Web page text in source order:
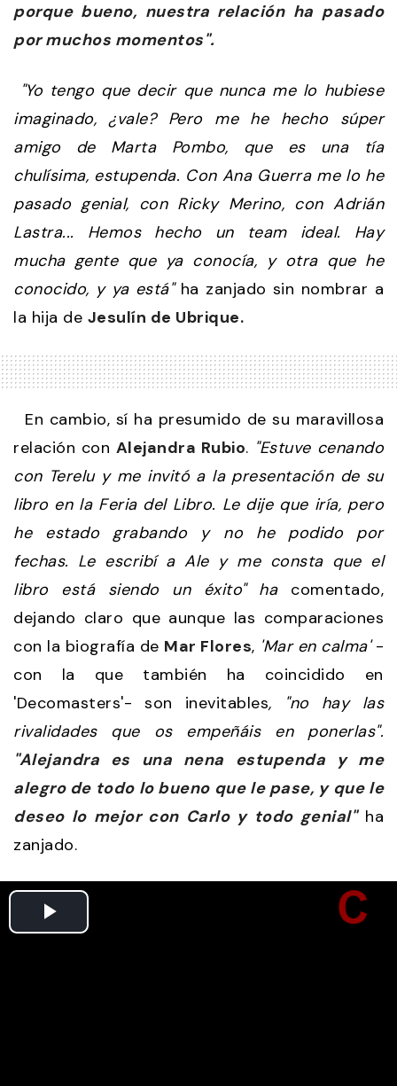
porque bueno, nuestra relación ha pasado
por muchos momentos".
"Yo tengo que decir que nunca me lo hubiese
imaginado, ¿vale? Pero me he hecho súper
amigo de Marta Pombo, que es una tía
chulísima, estupenda. Con Ana Guerra me lo he
pasado genial, con Ricky Merino, con Adrián
Lastra... Hemos hecho un team ideal. Hay
mucha gente que ya conocía, y otra que he
conocido, y ya está"ha zanjado sin nombrar a
la hija de Jesulín de Ubrique.
En cambio, sí ha presumido de su maravillosa
relación con Alejandra Rubio. "Estuve cenando
con Terelu y me invitó a la presentación de su
libro en la Feria del Libro. Le dije que iría, pero
he estado grabando y no he podido por
fechas. Le escribí a Ale y me consta que el
libro está siendo un éxito" ha comentado,
dejando claro que aunque las comparaciones
con la biografía de Mar Flores, 'Mar en calma'-
con la que también ha coincidido en
'Decomasters'- son inevitables, "no hay las
rivalidades que os empeñáis en ponerlas".
"Alejandra es una nena estupenda y me
alegro de todo lo bueno que le pase, y que le
deseo lo mejor con Carlo y todo genial" ha
zanjado.